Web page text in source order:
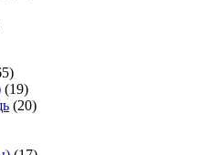
(19)
(20)